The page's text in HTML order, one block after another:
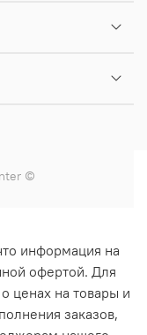
©
информация на
офертой. Для
ценах на товары и
заказов,